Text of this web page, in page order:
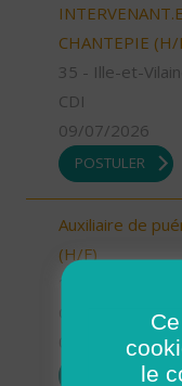
CHANTEPIE (H/
35 - Ille-et-
CDI
09/07/2026
POSTULER
Auxiliaire de
(H/F)
15 - Cantal
09/07/2026
le